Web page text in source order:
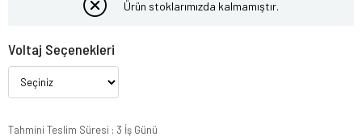
Ürün stoklarımızda kalmamıştır.
Voltaj Seçenekleri
Tahmini Teslim Süresi : 3 İş Günü